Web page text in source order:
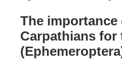
The
Carpathians